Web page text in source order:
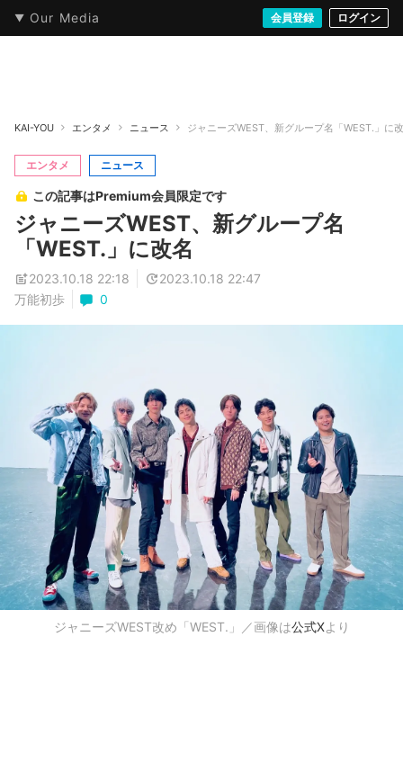
Our Media 会員登録 ログイン
本・文芸 情報化社会 音楽・映像 ゲームストリート
KAI-YOU エンタメ ニュース ジャニーズWEST、新グループ名「WEST.」に
エンタメ ニュース
この記事はPremium会員限定です
ジャニーズWEST、新グループ名
「WEST.」に改名
2023.10.18 22:18
2023.10.18 22:47
万能初歩
0
ジャニーズWEST改め「WEST.」／画像は公式Xより